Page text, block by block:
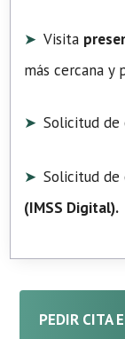
Visita
más cercana y
Solicitud
Solicitud
(IMSS Digital).
PEDIR CITA